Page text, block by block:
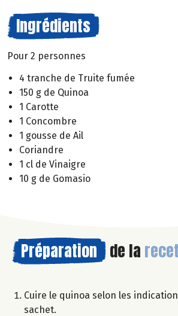
Ingrédients
Pour 2 personnes
4 tranche de Truite fumée
150 g de Quinoa
1 Carotte
1 Concombre
1 gousse de Ail
Coriandre
1 cl de Vinaigre
10 g de Gomasio
Préparation de la
Cuire le quinoa selon les
sachet.